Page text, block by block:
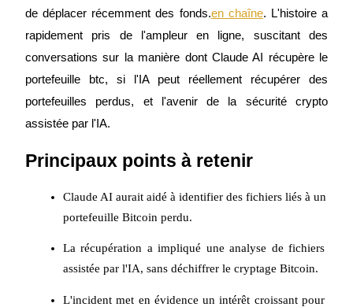
TradFi
Produits dérivés sur actions, forex, métaux précieux et matières
premières
Futures USDC
Futures utilisant l'USDC comme garantie
de déplacer récemment des fonds.en chaîne. L'histoire a
rapidement pris de l'ampleur en ligne, suscitant des
conversations sur la manière dont Claude AI récupère le
portefeuille btc, si l'IA peut réellement récupérer des
portefeuilles perdus, et l'avenir de la sécurité crypto
assistée par l'IA.
Principaux points à retenir
Claude AI aurait aidé à identifier des fichiers liés à un
portefeuille Bitcoin perdu.
La récupération a impliqué une analyse de fichiers
assistée par l'IA, sans déchiffrer le cryptage Bitcoin.
L'incident met en évidence un intérêt croissant pour